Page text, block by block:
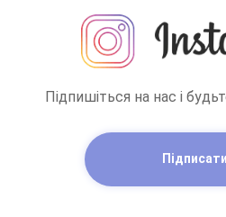
Підпишіться на нас і